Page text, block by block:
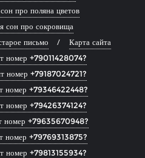
про поляна цветов
сон про сокровища
письмо
Карта сайта
номер +79011428074?
номер +79187024721?
номер +79346422448?
номер +79426374124?
номер +79635670948?
номер +79769313875?
номер +79813155934?